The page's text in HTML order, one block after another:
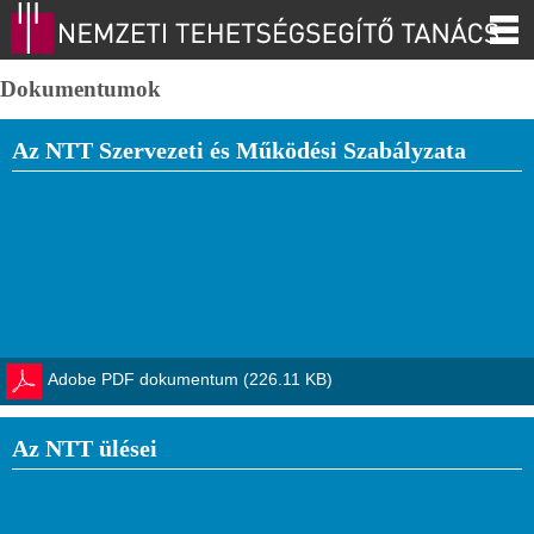
Dokumentumok
Az NTT Szervezeti és Működési Szabályzata
Adobe PDF dokumentum (226.11 KB)
Az NTT ülései